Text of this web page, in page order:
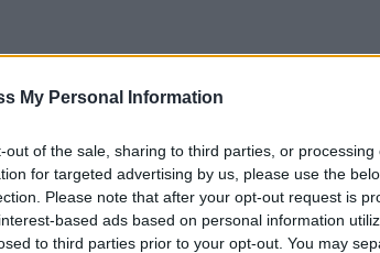
My Personal Information
out of the sale, sharing to third parties, or
for targeted advertising by us, please use the
Please note that after your opt-out request is
based ads based on personal information
to third parties prior to your opt-out. You may